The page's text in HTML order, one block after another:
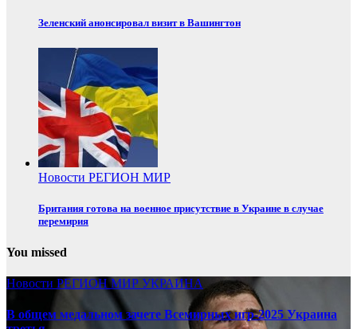
Зеленский анонсировал визит в Вашингтон
Новости РЕГИОН МИР
Британия готова на военное присутствие в Украине в случае
перемирия
You missed
Новости РЕГИОНМИР УКРАИНА
В общем медальном зачете Всемирных игр-2025 Украина